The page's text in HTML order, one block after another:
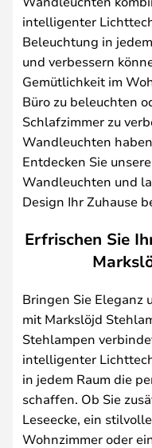
intelligenter
Beleuchtung in
und verbessern
Gemütlichkeit im
Büro zu beleuchten
Schlafzimmer zu
Wandleuchten
Entdecken Sie
Wandleuchten und
Design Ihr Zuhause
Erfrischen Sie
Bringen Sie Eleganz
mit Markslöjd
Stehlampen
intelligenter
in jedem Raum die
schaffen. Ob Sie
Leseecke, ein
Wohnzimmer oder